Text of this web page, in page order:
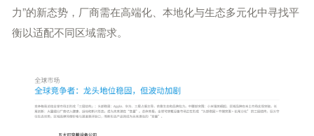
力”的新态势，厂商需在高端化、本地化与生态多元化中寻找平
衡以适配不同区域需求。